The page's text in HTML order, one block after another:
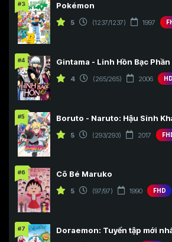
#3 Pokémon
5 (1237/1237) 1997
#4 Gintama - Linh Hồn Bạc Phần
4 (265/265) 2006 HD
#5 Boruto - Naruto: Hậu Sinh
5 (293/293) 2017
#6 Cô Bé Maruko
5 (97/97) 1990 FHD
#7 Doraemon: Tuyển tập mới